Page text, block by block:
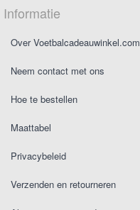
Informatie
Over Voetbalcadeauwinkel.com
Neem contact met ons
Hoe te bestellen
Maattabel
Privacybeleid
Verzenden en retourneren